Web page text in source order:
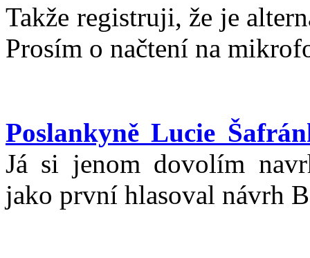
Takže registruji, že je
Prosím o načtení na
Poslankyně Lucie
Já si jenom dovolím
jako první hlasoval návrh